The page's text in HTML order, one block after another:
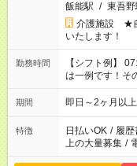
飯能駅 / 東吾野
介護施設 ★自
いたします！
勤務時間
【シフト例】
は一例です！そ
期間 即日～2ヶ月以上
特徴 日払いOK / 履歴
上の大量募集 /